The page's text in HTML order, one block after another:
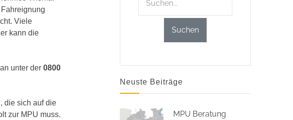
Viele
kann die
unter der 0800
die sich auf die
zur MPU muss.
Neuste Beiträge
MPU Beratung